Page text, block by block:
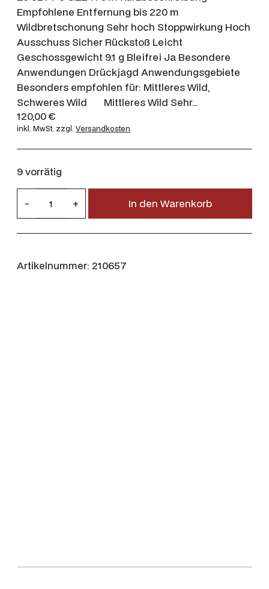
Empfohlene Entfernung bis 220 m
Wildbretschonung Sehr hoch Stoppwirkung Hoch
Ausschuss Sicher Rückstoß Leicht
Geschossgewicht 9.1 g Bleifrei Ja Besondere
Anwendungen Drückjagd Anwendungsgebiete
Besonders empfohlen für: Mittleres Wild,
Schweres Wild Mittleres Wild Sehr…
120,00€
inkl. MwSt. zzgl. Versandkosten
9 vorrätig
6
e
- + In den Warenkorb
Artikelnummer: 210657